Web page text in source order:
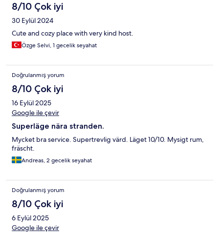
8/10 Çok iyi
30 Eylül 2024
Cute and cozy place with very kind host.
Özge Selvi, 1 gecelik seyahat
Doğrulanmış yorum
8/10 Çok iyi
16 Eylül 2025
Google ile çevir
Superläge nära stranden.
Mycket bra service. Supertrevlig värd. Läget 10/10. Mysigt rum,
fräscht.
Andreas, 2 gecelik seyahat
Doğrulanmış yorum
8/10 Çok iyi
6 Eylül 2025
Google ile çevir